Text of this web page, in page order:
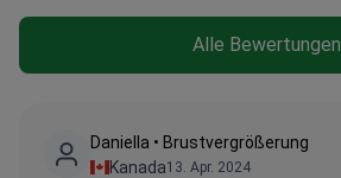
Alle Bewertungen
Daniella • Brustvergrößerung
Kanada13. Apr. 2024